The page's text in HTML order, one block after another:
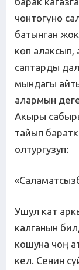
чөнтөгүнө
батынган
көп алаксып,
саптарды
мындагы
алармын
Акыры
тайып
олтургузуп:
Ушул кат
калганын
кошуна чоң
кел. Сенин